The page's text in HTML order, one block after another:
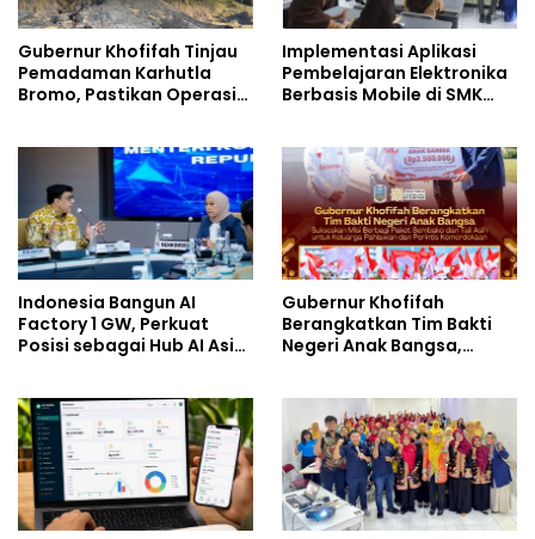
Gubernur Khofifah Tinjau
Pemadaman Karhutla
Bromo, Pastikan Operasi
Implementasi Aplikasi
Pembelajaran Elektronika
Berbasis Mobile di SMK
dan Inovasi Pembelajaran
Indonesia Bangun AI
Factory 1 GW, Perkuat
Posisi sebagai Hub AI Asia
Gubernur Khofifah
Berangkatkan Tim Bakti
Negeri Anak Bangsa,
dan Perintis Kemerdekaan